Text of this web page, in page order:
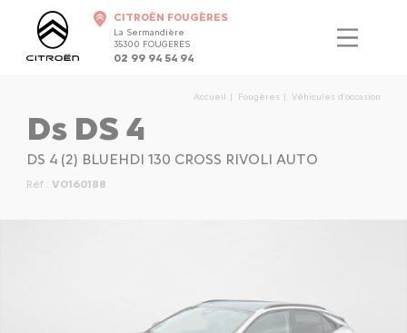
CITROËN FOUGÈRES
La Sermandière
35300 FOUGERES
02 99 94 54 94
Accueil Fougères Véhicules d'occasion
Ds DS 4
DS 4 (2) BLUEHDI 130 CROSS RIVOLI AUTO
Réf : VO160188